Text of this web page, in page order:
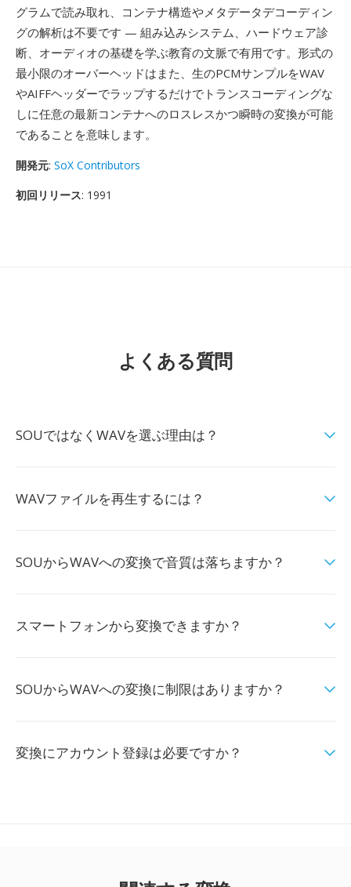
グラムで読み取れ、コンテナ構造やメタデータデコーディン
グの解析は不要です — 組み込みシステム、ハードウェア診
断、オーディオの基礎を学ぶ教育の文脈で有用です。形式の
最小限のオーバーヘッドはまた、生のPCMサンプルをWAV
やAIFFヘッダーでラップするだけでトランスコーディングな
しに任意の最新コンテナへのロスレスかつ瞬時の変換が可能
であることを意味します。
開発元: SoX Contributors
初回リリース: 1991
よくある質問
SOUではなくWAVを選ぶ理由は？
WAVファイルを再生するには？
SOUからWAVへの変換で音質は落ちますか？
スマートフォンから変換できますか？
SOUからWAVへの変換に制限はありますか？
変換にアカウント登録は必要ですか？